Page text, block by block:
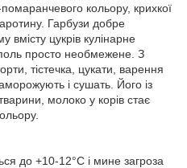
кольору, крихкої
Гарбузи добре
вмісту цукрів кулінарне
просто необмежене. З
тістечка, цукати, варення
і сушать. Його із
молоко у корів стає
до +10-12°С і мине загроза